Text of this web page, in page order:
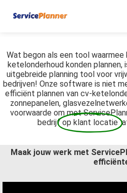
Wat begon als een tool
ketelonderhoud konden
uitgebreide planning tool voor
bedrijven! Onze software is niet
efficiënt plannen van cv-
zonnepanelen,
voorwaarde om met
bedrijfop klant locatie
Maak jouw werk met